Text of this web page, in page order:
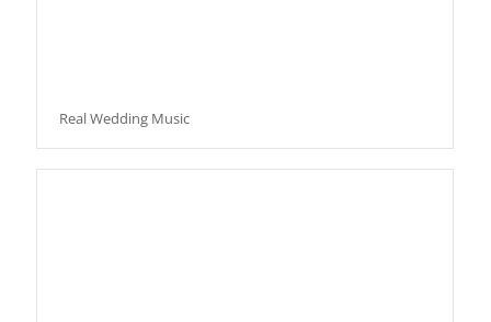
Real Wedding Music